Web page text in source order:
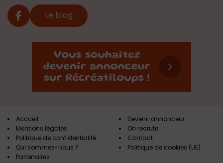
Le blog
Accueil
Mentions légales
Politique de confidentialité
Qui sommes-nous ?
Partenaires
Devenir annonceur
On recrute
Contact
Politique de cookies (UE)